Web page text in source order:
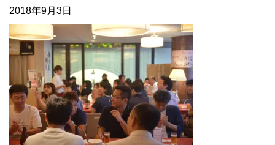
2018年9月3日